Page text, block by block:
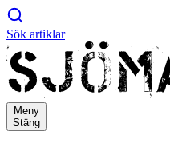
Sök artiklar
Meny
Stäng